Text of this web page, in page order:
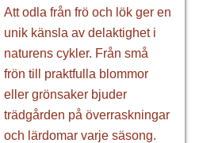
Att odla från frö och lök ger en
unik känsla av delaktighet i
naturens cykler. Från små
frön till praktfulla blommor
eller grönsaker bjuder
trädgården på överraskningar
och lärdomar varje säsong.